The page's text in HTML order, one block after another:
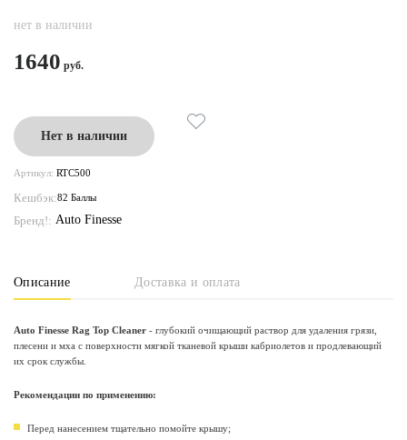
нет в наличии
1640
Нет в наличии
Артикул: RTC500
Кешбэк:82 Баллы
Бренд!: Auto Finesse
Описание Доставка и оплата
Auto Finesse Rag Top Cleaner - глубокий очищающий раствор для удаления грязи,
плесени и мха с поверхности мягкой тканевой крыши кабриолетов и продлевающий
их срок службы.
Рекомендации по применению:
Перед нанесением тщательно помойте крышу;